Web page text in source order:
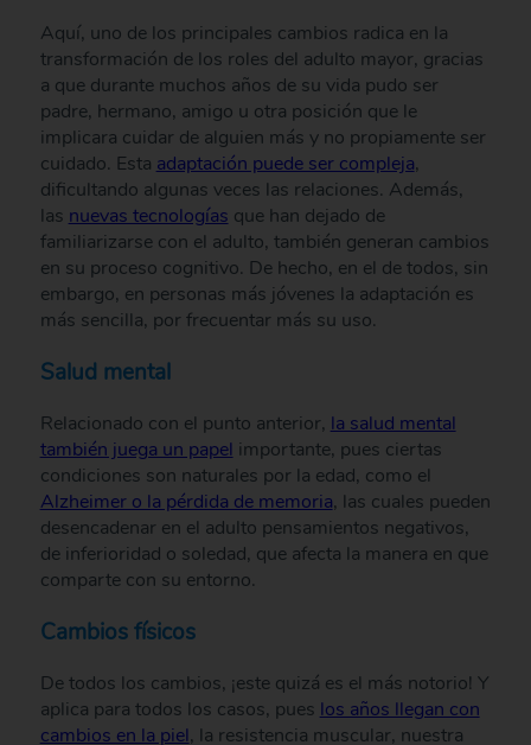
Aquí, uno de los principales cambios radica en la
transformación de los roles del adulto mayor, gracias
a que durante muchos años de su vida pudo ser
padre, hermano, amigo u otra posición que le
implicara cuidar de alguien más y no propiamente ser
cuidado. Esta adaptación puede ser compleja,
dificultando algunas veces las relaciones. Además,
las nuevas tecnologías que han dejado de
familiarizarse con el adulto, también generan cambios
en su proceso cognitivo. De hecho, en el de todos, sin
embargo, en personas más jóvenes la adaptación es
más sencilla, por frecuentar más su uso.
Salud mental
Relacionado con el punto anterior, la salud mental
también juega un papel importante, pues ciertas
condiciones son naturales por la edad, como el
Alzheimer o la pérdida de memoria, las cuales pueden
desencadenar en el adulto pensamientos negativos,
de inferioridad o soledad, que afecta la manera en que
comparte con su entorno.
Cambios físicos
De todos los cambios, ¡este quizá es el más notorio! Y
aplica para todos los casos, pues los años llegan con
cambios en la piel, la resistencia muscular, nuestra